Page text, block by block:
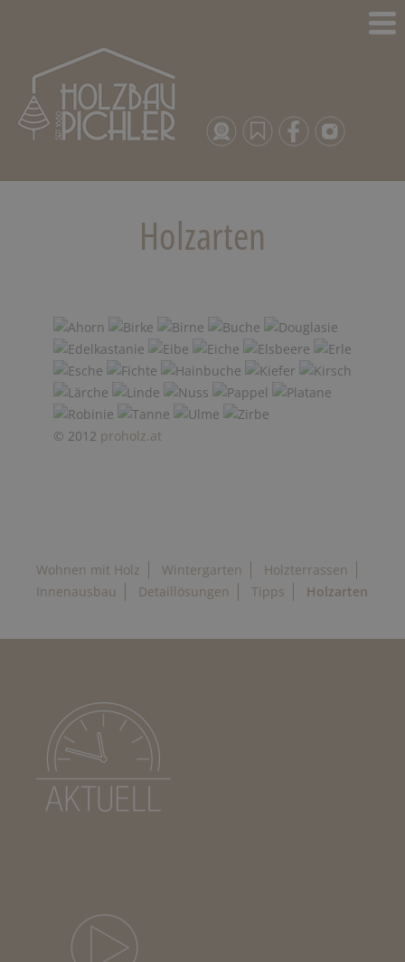
Holzarten
© 2012 proholz.at
Wohnen mit Holz Wintergarten
Holzterrassen
Innenausbau
Detaillösungen Tipps Holzarten